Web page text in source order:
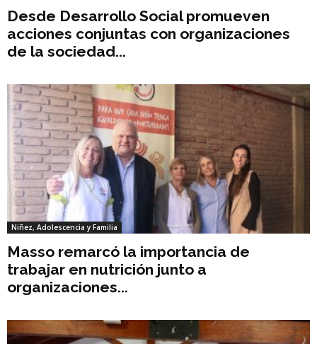
Desde Desarrollo Social promueven
acciones conjuntas con organizaciones
de la sociedad...
Niñez, Adolescencia y Familia
Masso remarcó la importancia de
trabajar en nutrición junto a
organizaciones...